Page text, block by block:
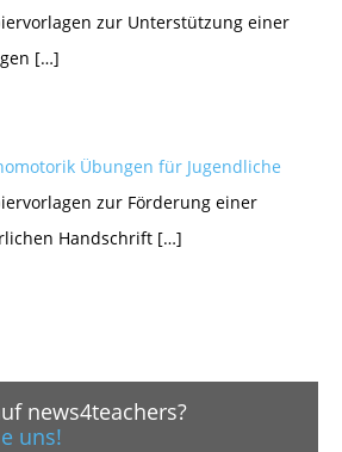
zur Unterstützung einer
[…]
Übungen für Jugendliche
zur Förderung einer
Handschrift […]
news4teachers?
uns!